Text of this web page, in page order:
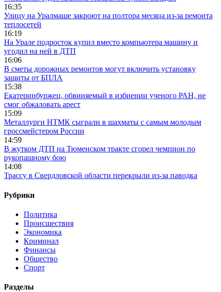
16:35
Улицу на Уралмаше закроют на полтора месяца из-за ремонта
теплосетей
16:19
На Урале подросток купил вместо компьютера машину и
угодил на ней в ДТП
16:06
В сметы дорожных ремонтов могут включить установку
защиты от БПЛА
15:38
Екатеринбуржец, обвиняемый в избиении ученого РАН, не
смог обжаловать арест
15:09
Металлурги НТМК сыграли в шахматы с самым молодым
гроссмейстером России
14:59
В жутком ДТП на Тюменском тракте сгорел чемпион по
рукопашному бою
14:08
Трассу в Свердловской области перекрыли из-за паводка
Рубрики
Политика
Происшествия
Экономика
Криминал
Финансы
Общество
Спорт
Разделы